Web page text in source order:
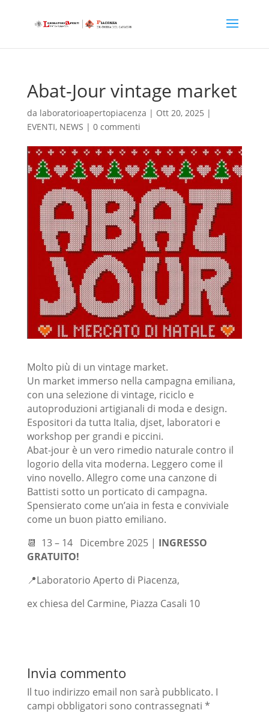
Abat-Jour vintage market
da laboratorioapertopiacenza | Ott 20, 2025 |
EVENTI, NEWS | 0 commenti
Molto più di un vintage market.
Un market immerso nella campagna emiliana,
con una selezione di vintage, riciclo e
autoproduzioni artigianali di moda e design.
Espositori da tutta Italia, djset, laboratori e
workshop per grandi e piccini.
Abat-jour è un vero rimedio naturale contro il
logorio della vita moderna. Leggero come il
vino novello. Allegro come una canzone di
Battisti sotto un porticato di campagna.
Spensierato come un’aia in festa e conviviale
come un buon piatto emiliano.
📆 13 – 14 Dicembre 2025 | INGRESSO
GRATUITO!
📍Laboratorio Aperto di Piacenza,
ex chiesa del Carmine, Piazza Casali 10
Invia commento
Il tuo indirizzo email non sarà pubblicato. I
campi obbligatori sono contrassegnati *